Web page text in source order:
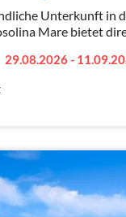
Unterkunft in
Mare bietet
Unterhaltung für
Superma...
29.08.2026 -